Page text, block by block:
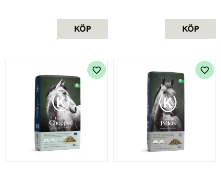
KÖP KÖP
Lägg till i favoriter